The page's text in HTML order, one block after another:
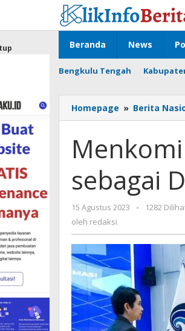
konten
Beranda News
Bengkulu Tengah
Homepage » Berita
sebagai
15 Agustus 2023
oleh
-
1282
oleh redaksi